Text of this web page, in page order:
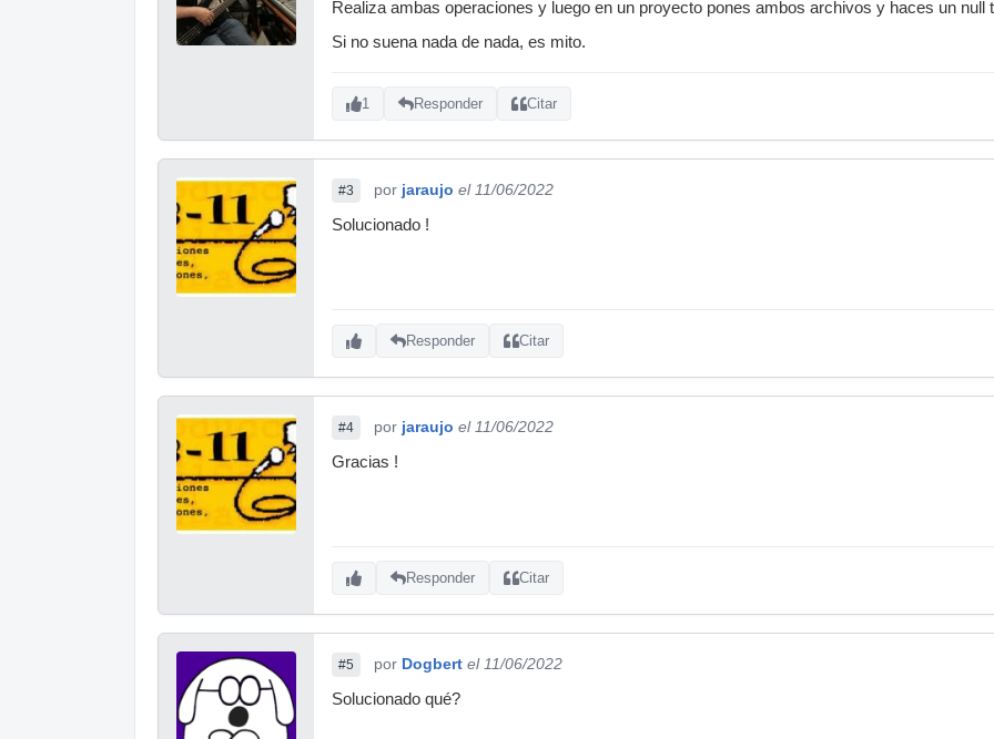
Realiza ambas operaciones y luego en un proyecto pones ambos archivos y haces un null
Si no suena nada de nada, es mito.
1 Responder Citar
#3 por jaraujo el 11/06/2022
Solucionado !
Responder Citar
#4 por jaraujo el 11/06/2022
Gracias !
Responder Citar
#5 por Dogbert el 11/06/2022
Solucionado qué?